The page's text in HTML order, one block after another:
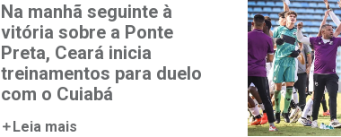
Na manhã seguinte à
vitória sobre a Ponte
Preta, Ceará inicia
treinamentos para duelo
com o Cuiabá
Leia mais